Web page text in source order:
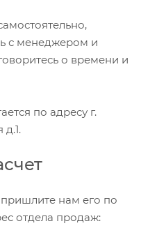
с менеджером и
о времени и
по адресу г.
нам его по
отдела продаж: